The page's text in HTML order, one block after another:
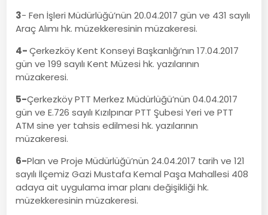
3- Fen İşleri Müdürlüğü’nün 20.04.2017 gün ve 431 sayılı
Araç Alımı hk. müzekkeresinin müzakeresi.
4-Çerkezköy Kent Konseyi Başkanlığı’nın 17.04.2017
gün ve 199 sayılı Kent Müzesi hk. yazılarının
müzakeresi.
5-Çerkezköy PTT Merkez Müdürlüğü’nün 04.04.2017
gün ve E.726 sayılı Kızılpınar PTT Şubesi Yeri ve PTT
ATM sine yer tahsis edilmesi hk. yazılarının
müzakeresi.
6-Plan ve Proje Müdürlüğü’nün 24.04.2017 tarih ve 121
sayılı İlçemiz Gazi Mustafa Kemal Paşa Mahallesi 408
adaya ait uygulama imar planı değişikliği hk.
müzekkeresinin müzakeresi.